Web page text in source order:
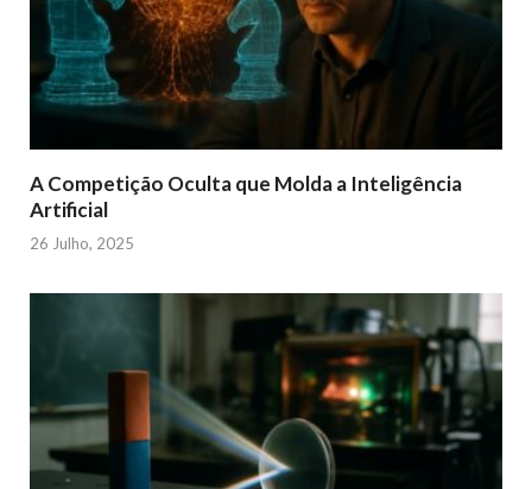
A Competição Oculta que Molda a Inteligência
Artificial
26 Julho, 2025